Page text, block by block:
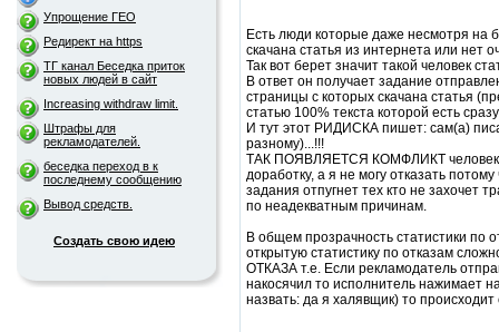
Упрощение ГЕО
Редирект на https
ТГ канал Беседка приток
новых людей в сайт
Increasing withdraw limit.
Штрафы для
рекламодателей.
беседка переход в к
последнему сообщению
Вывод средств.
Создать свою идею
Есть люди которые даже несмотря на
скачана статья из интернета или нет
Так вот берет значит такой человек
В ответ он получает задание
страницы с которых скачана статья
статью 100% текста которой есть
И тут этот РИДИСКА пишет: сам(а)
разному)...!!!
ТАК ПОЯВЛЯЕТСЯ КОМФЛИКТ человека
доработку, а я не могу отказать
задания отпугнет тех кто не захочет
по неадекватным причинам.
В общем прозрачность статистики по
открытую статистику по отказам
ОТКАЗА т.е. Если рекламодатель
накосячил то исполнитель
назвать: да я халявщик) то